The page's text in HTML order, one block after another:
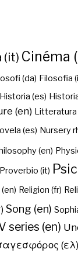
(it) Cinéma
(da) Filosofia
Historia (es)
(en) Litteratura
(es) Nursery
(en)
Proverbio (it)
Religion (fr)
Song (en)
series (en)
(ελ)